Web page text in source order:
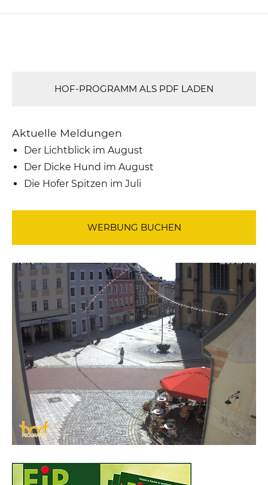
HOF-PROGRAMM ALS PDF LADEN
Aktuelle Meldungen
Der Lichtblick im August
Der Dicke Hund im August
Die Hofer Spitzen im Juli
WERBUNG BUCHEN